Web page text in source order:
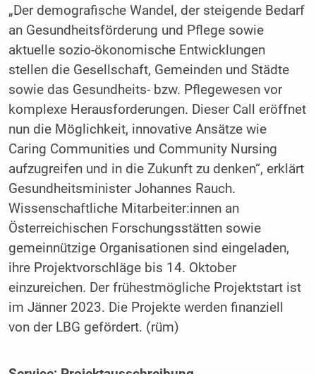
„Der demografische Wandel, der steigende Bedarf
an Gesundheitsförderung und Pflege sowie
aktuelle sozio-ökonomische Entwicklungen
stellen die Gesellschaft, Gemeinden und Städte
sowie das Gesundheits- bzw. Pflegewesen vor
komplexe Herausforderungen. Dieser Call eröffnet
nun die Möglichkeit, innovative Ansätze wie
Caring Communities und Community Nursing
aufzugreifen und in die Zukunft zu denken“, erklärt
Gesundheitsminister Johannes Rauch.
Wissenschaftliche Mitarbeiter:innen an
Österreichischen Forschungsstätten sowie
gemeinnützige Organisationen sind eingeladen,
ihre Projektvorschläge bis 14. Oktober
einzureichen. Der frühestmögliche Projektstart ist
im Jänner 2023. Die Projekte werden finanziell
von der LBG gefördert. (rüm)